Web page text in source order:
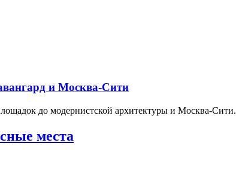
и Москва-Сити
до модернистской архитектуры и Москва-Сити.
места